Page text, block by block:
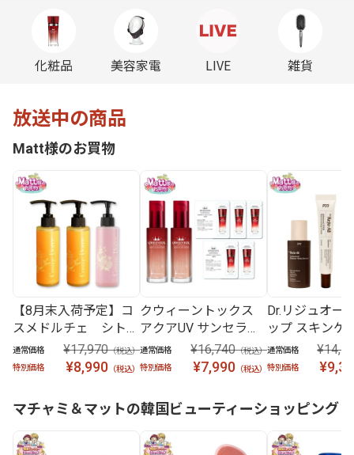
化粧品 美容家電 LIVE 雑貨
放送中の商品
Matt様のお買物
【8月末入荷予定】コ
スメドルチェ シトラ
ス2本＋ザクロ1本 3
点セット
通常価格 ¥17,970（税込）
特別価格
¥8,990（税込）
クウィーントックス
アクアUV サンセラム
2本 ＋ セラムパウチ5
枚セット
通常価格 ¥16,740（税込）
特別価格
¥7,990（税込）
Dr.リジュオー
ップ スキンケ
ト
通常価格
特別価格
マチャミ＆マットの韓国ビューティーショッピング